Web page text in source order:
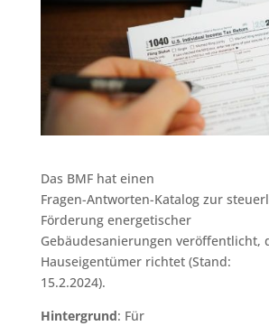
Das BMF hat einen
Fragen-Antworten-Katalog zur
Förderung energetischer
Gebäudesanierungen veröffentlicht,
Hauseigentümer richtet (Stand:
15.2.2024).
Hintergrund: Für